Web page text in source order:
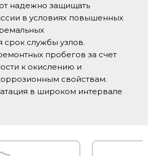
надежно защищать
в условиях повышенных
срок службы узлов.
пробегов за счет
к окислению и
свойствам.
в широком интервале